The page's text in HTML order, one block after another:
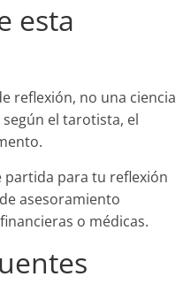
esta
reflexión, no una ciencia
el tarotista, el
partida para tu reflexión
asesoramiento
o médicas.